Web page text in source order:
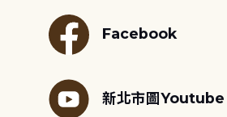
Facebook
新北市圖Youtube